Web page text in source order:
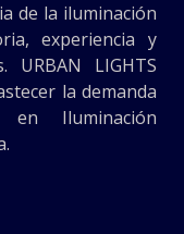
de la iluminación
experiencia y
URBAN LIGHTS
la demanda
en Iluminación